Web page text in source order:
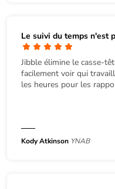
Le suivi du temps n'est
Jibble élimine le casse-
facilement voir qui
les heures pour les
Kody Atkinson YNAB